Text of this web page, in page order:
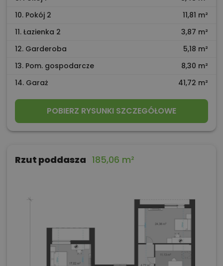
10. Pokój 2
11,81 m²
11. Łazienka 2
3,87 m²
12. Garderoba
5,18 m²
13. Pom. gospodarcze
8,30 m²
14. Garaż
41,72 m²
POBIERZ RYSUNKI SZCZEGÓŁOWE
Rzut poddasza 185,06 m²